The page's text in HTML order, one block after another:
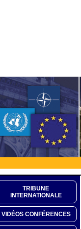
TRIBUNE
INTERNATIONALE
VIDÉOS CONFÉRENCES